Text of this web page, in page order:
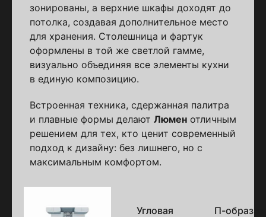
зонированы, а верхние шкафы доходят до
потолка, создавая дополнительное место
для хранения. Столешница и фартук
оформлены в той же светлой гамме,
визуально объединяя все элементы кухни
в единую композицию.
Встроенная техника, сдержанная палитра
и плавные формы делают Люмен отличным
решением для тех, кто ценит современный
подход к дизайну: без лишнего, но с
максимальным комфортом.
исполнения
Угловая П-